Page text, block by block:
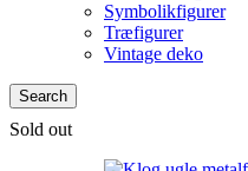
Symbolikfigurer
Træfigurer
Vintage deko
Search
Sold out